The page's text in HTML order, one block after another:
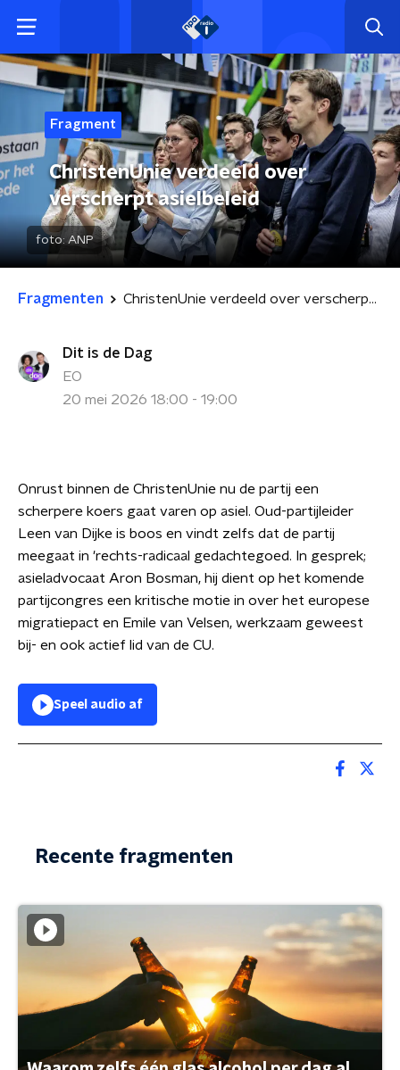
Fragment
ChristenUnie verdeeld over
verscherpt asielbeleid
foto:ANP
Fragmenten ChristenUnie verdeeld over verscherpt asielbeleid
Dit is de Dag
EO
20 mei 2026 18:00 - 19:00
Onrust binnen de ChristenUnie nu de partij een
scherpere koers gaat varen op asiel. Oud-partijleider
Leen van Dijke is boos en vindt zelfs dat de partij
meegaat in 'rechts-radicaal gedachtegoed. In gesprek;
asieladvocaat Aron Bosman, hij dient op het komende
partijcongres een kritische motie in over het europese
migratiepact en Emile van Velsen, werkzaam geweest
bij- en ook actief lid van de CU.
Speel audio af
Recente fragmenten